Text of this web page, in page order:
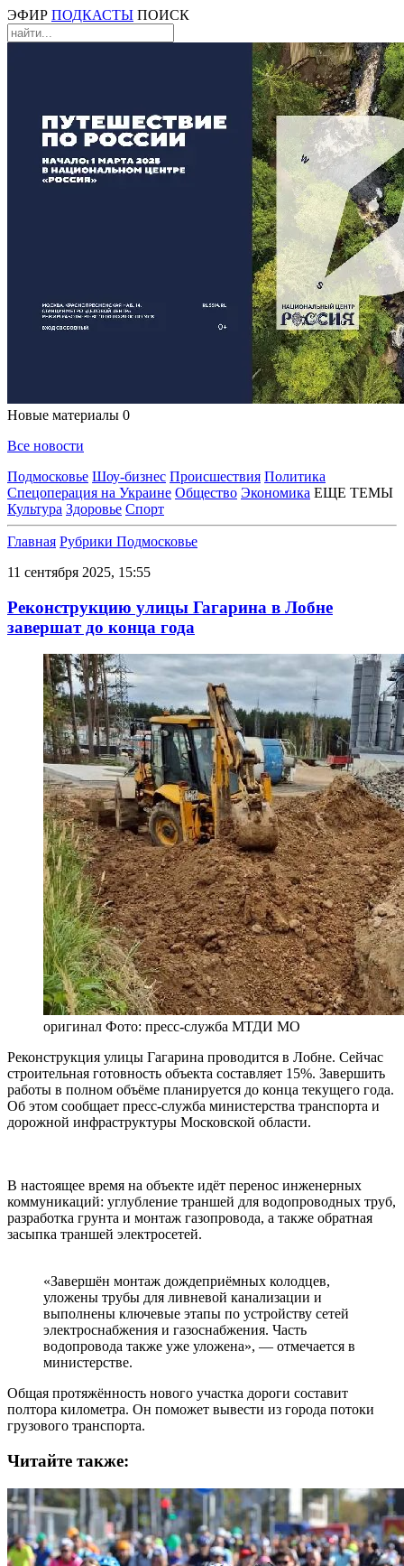
ЭФИР ПОДКАСТЫ ПОИСК
Новые материалы 0
Все новости
Подмосковье Шоу-бизнес Происшествия Политика
Спецоперация на Украине Общество Экономика ЕЩЕ ТЕМЫ
Культура Здоровье Спорт
Главная Рубрики Подмосковье
11 сентября 2025, 15:55
Реконструкцию улицы Гагарина в Лобне
завершат до конца года
оригинал Фото: пресс-служба МТДИ МО
Реконструкция улицы Гагарина проводится в Лобне. Сейчас
строительная готовность объекта составляет 15%. Завершить
работы в полном объёме планируется до конца текущего года.
Об этом сообщает пресс-служба министерства транспорта и
дорожной инфраструктуры Московской области.
В настоящее время на объекте идёт перенос инженерных
коммуникаций: углубление траншей для водопроводных труб,
разработка грунта и монтаж газопровода, а также обратная
засыпка траншей электросетей.
«Завершён монтаж дождеприёмных колодцев,
уложены трубы для ливневой канализации и
выполнены ключевые этапы по устройству сетей
электроснабжения и газоснабжения. Часть
водопровода также уже уложена», — отмечается в
министерстве.
Общая протяжённость нового участка дороги составит
полтора километра. Он поможет вывести из города потоки
грузового транспорта.
Читайте также: